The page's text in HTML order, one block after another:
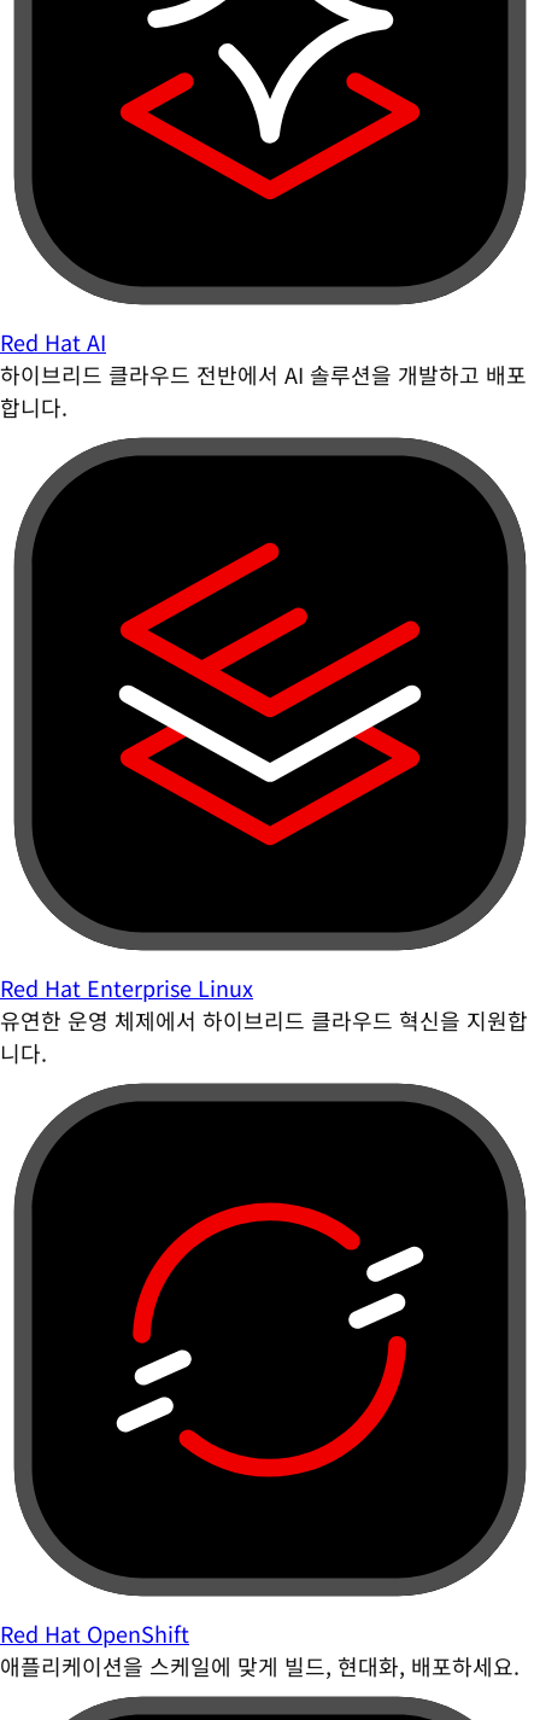
Red Hat AI
하이브리드 클라우드 전반에서 AI 솔루션을 개발하고 배포
합니다.
Red Hat Enterprise Linux
유연한 운영 체제에서 하이브리드 클라우드 혁신을 지원합
니다.
Red Hat OpenShift
애플리케이션을 스케일에 맞게 빌드, 현대화, 배포하세요.